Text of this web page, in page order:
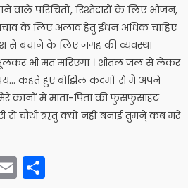
वाले परिचितों, रिश्तेदारों के लिए भोजन,
के लिए अलाव हेतु ईंधन अधिक चाहिए
से बचाने के लिए जगह की व्यवस्था
भूलकर भी मत मरिएगा । शीतल जल से लेकर
कहते हुए बोझिल क़दमों से मैं अपने
कानों में माता-पिता की फुसफुसाहट
से चौथी ऋतु क्यों नहीं बनाई तुमने् कब मरें
EmailShare